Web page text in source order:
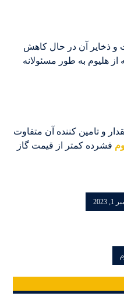
و ذخایر آن در حال کاهش
هلیوم به طور مسئولانه
و تامین کننده آن متفاوت
فشرده کمتر از قیمت گاز
2023